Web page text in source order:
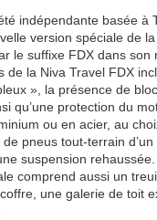
indépendante basée à
version spéciale de la
le suffixe FDX dans son
de la Niva Travel FDX
», la présence de
qu’une protection du
ou en acier, au
pneus tout-terrain
suspension
comprend aussi un
une galerie de toit